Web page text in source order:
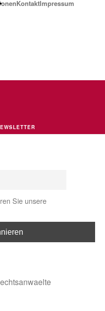
KontaktImpressum
Sie unsere